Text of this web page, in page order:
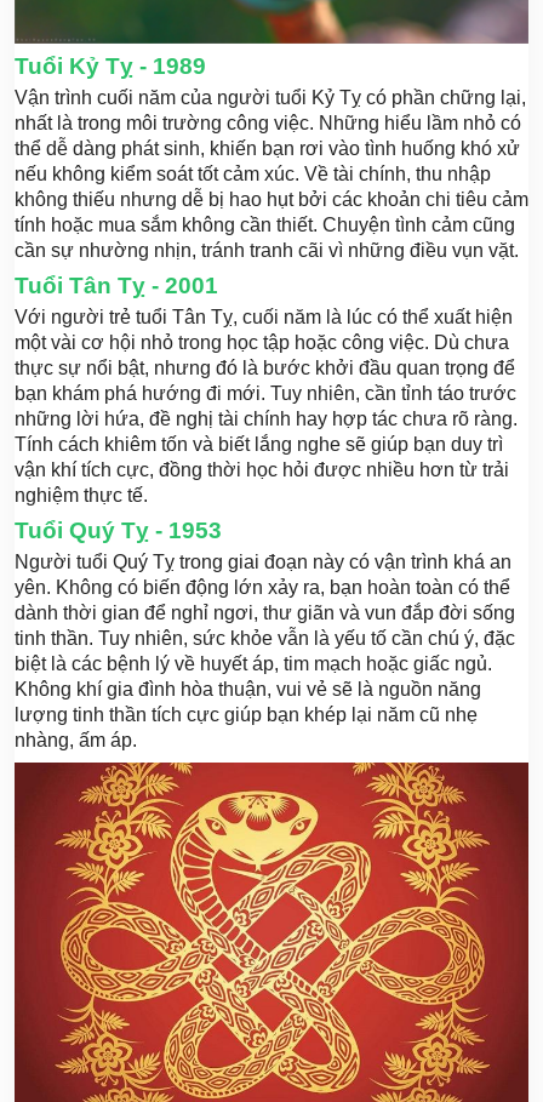
Tuổi Kỷ Tỵ - 1989
Vận trình cuối năm của người tuổi Kỷ Tỵ có phần chững lại,
nhất là trong môi trường công việc. Những hiểu lầm nhỏ có
thể dễ dàng phát sinh, khiến bạn rơi vào tình huống khó xử
nếu không kiểm soát tốt cảm xúc. Về tài chính, thu nhập
không thiếu nhưng dễ bị hao hụt bởi các khoản chi tiêu cảm
tính hoặc mua sắm không cần thiết. Chuyện tình cảm cũng
cần sự nhường nhịn, tránh tranh cãi vì những điều vụn vặt.
Tuổi Tân Tỵ - 2001
Với người trẻ tuổi Tân Tỵ, cuối năm là lúc có thể xuất hiện
một vài cơ hội nhỏ trong học tập hoặc công việc. Dù chưa
thực sự nổi bật, nhưng đó là bước khởi đầu quan trọng để
bạn khám phá hướng đi mới. Tuy nhiên, cần tỉnh táo trước
những lời hứa, đề nghị tài chính hay hợp tác chưa rõ ràng.
Tính cách khiêm tốn và biết lắng nghe sẽ giúp bạn duy trì
vận khí tích cực, đồng thời học hỏi được nhiều hơn từ trải
nghiệm thực tế.
Tuổi Quý Tỵ - 1953
Người tuổi Quý Tỵ trong giai đoạn này có vận trình khá an
yên. Không có biến động lớn xảy ra, bạn hoàn toàn có thể
dành thời gian để nghỉ ngơi, thư giãn và vun đắp đời sống
tinh thần. Tuy nhiên, sức khỏe vẫn là yếu tố cần chú ý, đặc
biệt là các bệnh lý về huyết áp, tim mạch hoặc giấc ngủ.
Không khí gia đình hòa thuận, vui vẻ sẽ là nguồn năng
lượng tinh thần tích cực giúp bạn khép lại năm cũ nhẹ
nhàng, ấm áp.